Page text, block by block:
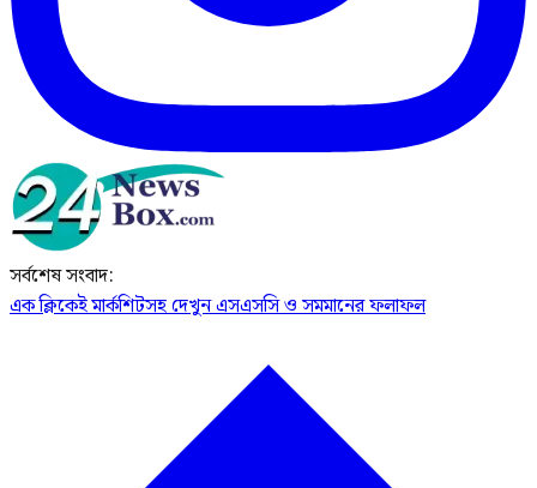
সর্বশেষ সংবাদ:
এক ক্লিকেই মার্কশিটসহ দেখুন এসএসসি ও সমমানের ফলাফল